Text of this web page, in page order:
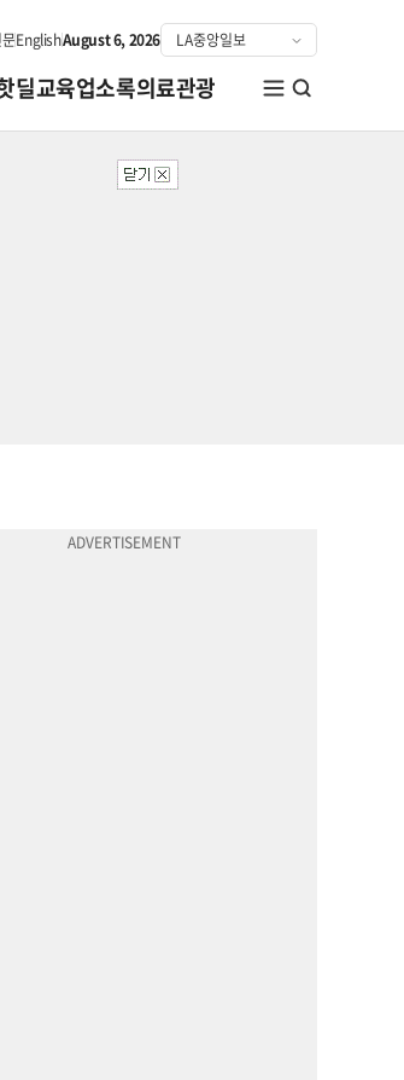
EnglishAugust 6, 2026
딜교육업소록의료관광